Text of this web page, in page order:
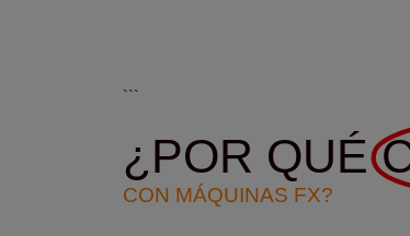
```
¿POR QUÉ
CON MÁQUINAS FX?